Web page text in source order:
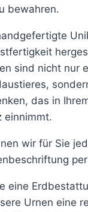
bewahren.
sind nicht nur
das in
einnimmt.
wir für Sie
eine
Urnen eine